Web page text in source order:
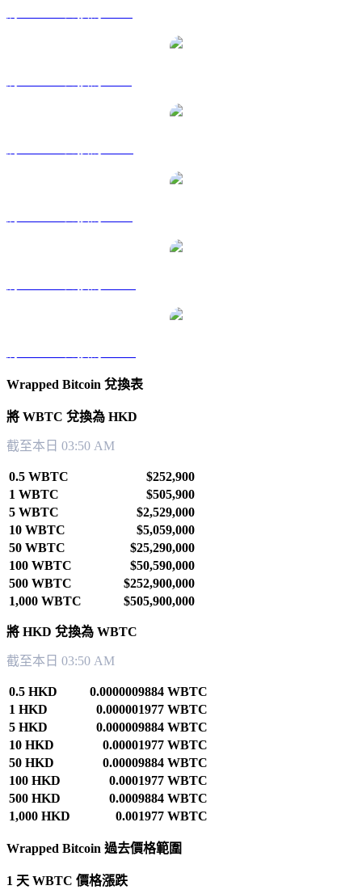
Wrapped Bitcoin 兌換表
將 WBTC 兌換為 HKD
截至本日 03:50 AM
0.5 WBTC
$252,900
1 WBTC
$505,900
5 WBTC
$2,529,000
10 WBTC
$5,059,000
50 WBTC
$25,290,000
100 WBTC
$50,590,000
500 WBTC
$252,900,000
1,000 WBTC
$505,900,000
將 HKD 兌換為 WBTC
截至本日 03:50 AM
0.5 HKD
0.0000009884 WBTC
1 HKD
0.000001977 WBTC
5 HKD
0.000009884 WBTC
10 HKD
0.00001977 WBTC
50 HKD
0.00009884 WBTC
100 HKD
0.0001977 WBTC
500 HKD
0.0009884 WBTC
1,000 HKD
0.001977 WBTC
Wrapped Bitcoin 過去價格範圍
1 天 WBTC 價格漲跌